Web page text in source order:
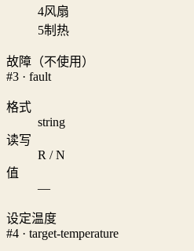
4风扇
5制热
故障（不使用）
#3 · fault
格式
string
读写
R / N
值
—
设定温度
#4 · target-temperature